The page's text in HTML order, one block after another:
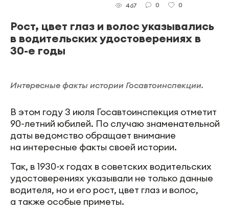
467
0 0
Рост, цвет глаз и волос указывались
в водительских удостоверениях в
30-е годы
Интересные факты истории Госавтоинспекции.
В этом году 3 июля Госавтоинспекция отметит
90-летний юбилей. По случаю знаменательной
даты ведомство обращает внимание
на интересные факты своей истории.
Так, в 1930-х годах в советских водительских
удостоверениях указывали не только данные
водителя, но и его рост, цвет глаз и волос,
а также особые приметы.